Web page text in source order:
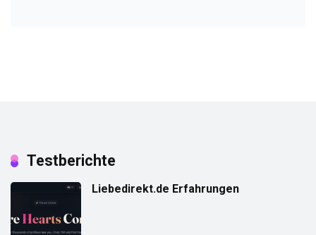
Testberichte
Liebedirekt.de Erfahrungen